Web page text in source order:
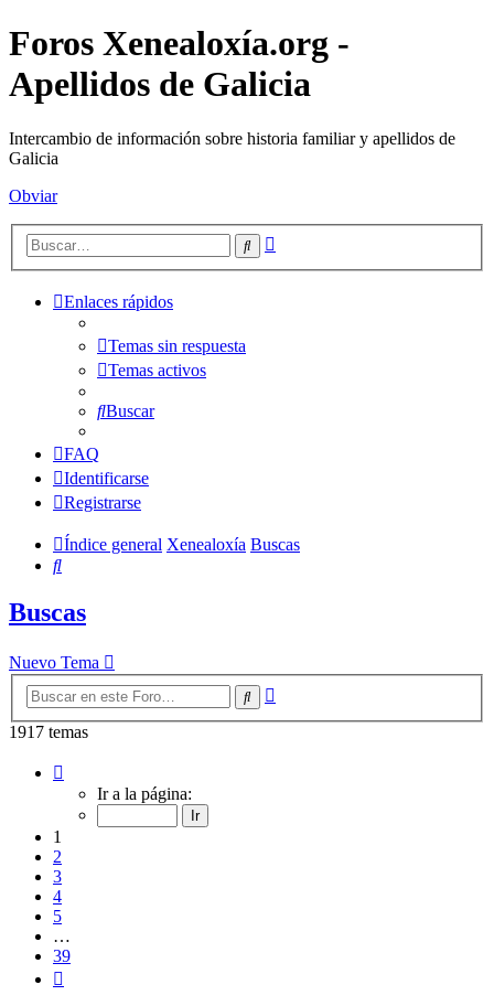
Foros Xenealoxía.org -
Apellidos de Galicia
Intercambio de información sobre historia familiar y apellidos de
Galicia
Obviar
Buscar
Enlaces rápidos
Temas sin respuesta
Temas activos
Buscar
FAQ
Identificarse
Registrarse
Índice general Xenealoxía Buscas
Buscar
Buscas
Nuevo Tema
Buscar
1917 temas
Ir a la página:
1
2
3
4
5
…
39